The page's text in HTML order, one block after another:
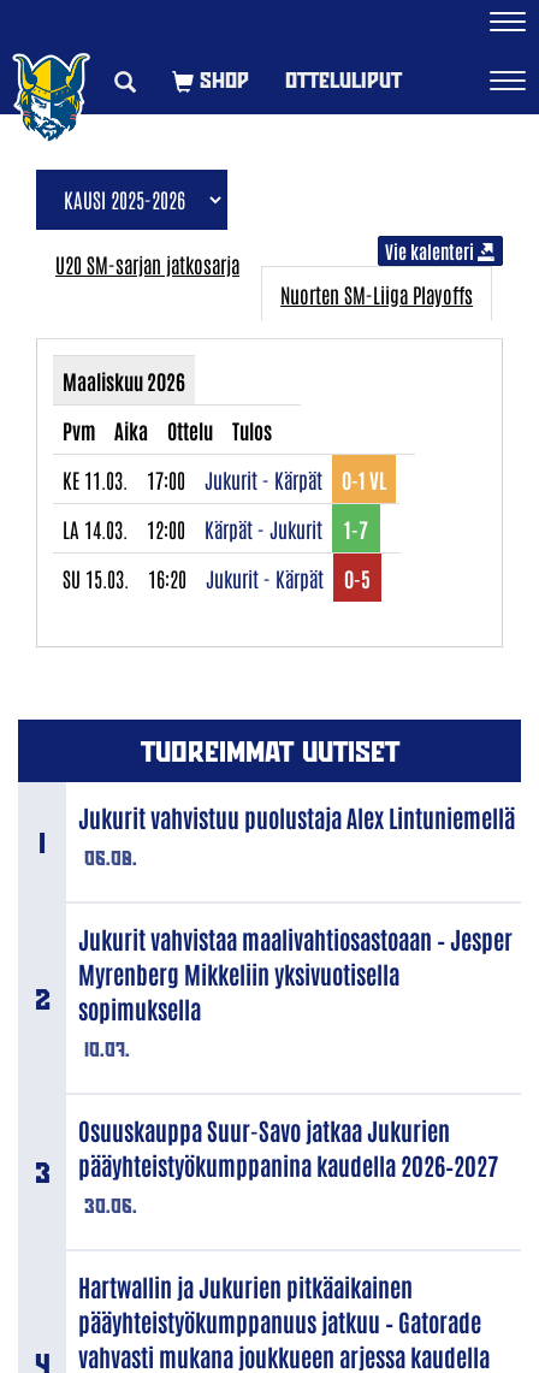
OTTELULIPUT
Vie kalenteri
U20 SM-sarjan jatkosarja
Nuorten SM-Liiga Playoffs
Maaliskuu 2026
Pvm
Aika Ottelu
Tulos
KE 11.03.
17:00 Jukurit - Kärpät
0-1 VL
LA 14.03.
12:00 Kärpät - Jukurit
1-7
SU 15.03.
16:20 Jukurit - Kärpät 0-5
TUOREIMMAT UUTISET
06.08.
Jukurit vahvistuu puolustaja Alex Lintuniemellä
10.07.
Jukurit vahvistaa maalivahtiosastoaan – Jesper
Myrenberg Mikkeliin yksivuotisella
sopimuksella
30.06.
Osuuskauppa Suur-Savo jatkaa Jukurien
pääyhteistyökumppanina kaudella 2026–2027
Hartwallin ja Jukurien pitkäaikainen
pääyhteistyökumppanuus jatkuu – Gatorade
vahvasti mukana joukkueen arjessa kaudella